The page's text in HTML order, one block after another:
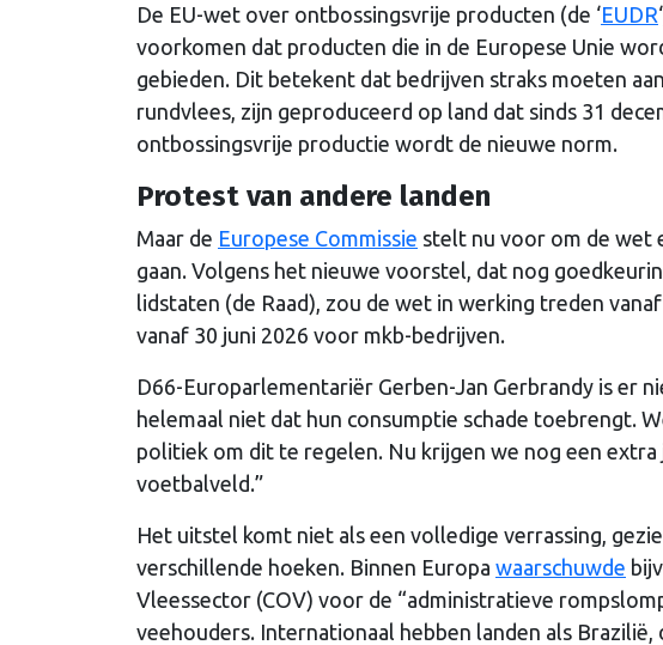
De EU-wet over ontbossingsvrije producten (de ‘EUDR
voorkomen dat producten die in de Europese Unie
gebieden. Dit betekent dat bedrijven straks moeten
rundvlees, zijn geproduceerd op land dat sinds 31
ontbossingsvrije productie wordt de nieuwe norm.
Protest van andere landen
Maar de Europese Commissie stelt nu voor om de wet
gaan. Volgens het nieuwe voorstel, dat nog
lidstaten (de Raad), zou de wet in werking treden
vanaf 30 juni 2026 voor mkb-bedrijven.
D66-Europarlementariër Gerben-Jan Gerbrandy is er
helemaal niet dat hun consumptie schade toebrengt.
politiek om dit te regelen. Nu krijgen we nog een extra
voetbalveld.”
Het uitstel komt niet als een volledige verrassing,
verschillende hoeken. Binnen Europa waarschuwde
Vleessector (COV) voor de “administratieve
veehouders. Internationaal hebben landen als